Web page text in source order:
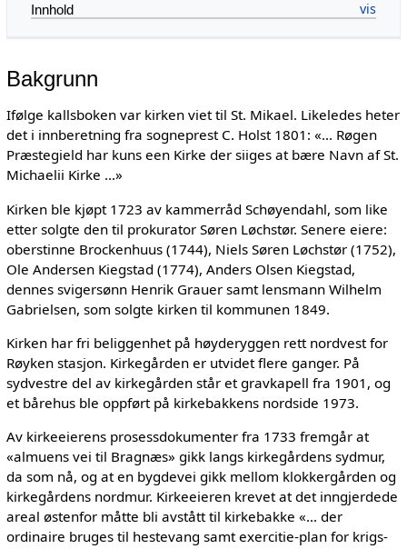
Innhold
Bakgrunn
Ifølge kallsboken var kirken viet til St. Mikael. Likeledes heter
det i innberetning fra sogneprest C. Holst 1801: «... Røgen
Præstegield har kuns een Kirke der siiges at bære Navn af St.
Michaelii Kirke ...»
Kirken ble kjøpt 1723 av kammerråd Schøyendahl, som like
etter solgte den til prokurator Søren Løchstør. Senere eiere:
oberstinne Brockenhuus (1744), Niels Søren Løchstør (1752),
Ole Andersen Kiegstad (1774), Anders Olsen Kiegstad,
dennes svigersønn Henrik Grauer samt lensmann Wilhelm
Gabrielsen, som solgte kirken til kommunen 1849.
Kirken har fri beliggenhet på høyderyggen rett nordvest for
Røyken stasjon. Kirkegården er utvidet flere ganger. På
sydvestre del av kirkegården står et gravkapell fra 1901, og
et bårehus ble oppført på kirkebakkens nordside 1973.
Av kirkeeierens prosessdokumenter fra 1733 fremgår at
«almuens vei til Bragnæs» gikk langs kirkegårdens sydmur,
da som nå, og at en bygdevei gikk mellom klokkergården og
kirkegårdens nordmur. Kirkeeieren krevet at det inngjerdede
areal østenfor måtte bli avstått til kirkebakke «... der
ordinaire bruges til hestevang samt exercitie-plan for krigs-